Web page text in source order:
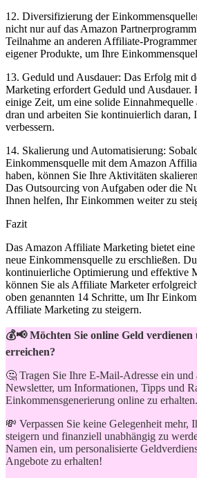
12. Diversifizierung der
nicht nur auf das Amazon
Teilnahme an anderen Affiliate-
eigener Produkte, um Ihre
13. Geduld und Ausdauer: Das Erfolg mit
Marketing erfordert Geduld‌ und Ausdauer.
einige Zeit, um eine solide
dran und arbeiten Sie kontinuierlich daran,⁤
verbessern.
14. Skalierung und Automatisierung:
Einkommensquelle mit dem Amazon
haben, können Sie​ Ihre Aktivitäten
Das Outsourcing ⁣von Aufgaben oder die
Ihnen helfen, Ihr Einkommen weiter zu
Fazit
Das Amazon ⁢Affiliate Marketing bietet eine
neue Einkommensquelle zu erschließen.
kontinuierliche Optimierung und effektive
können Sie⁣ als Affiliate Marketer
oben genannten 14 Schritte, um Ihr
Affiliate Marketing zu steigern.
💰📢 Möchten Sie online Geld
erreichen?
🤔 Tragen Sie Ihre E-Mail-Adresse ein und
Newsletter, um Informationen, Tipps und
Einkommensgenerierung online zu erhalten.
💸 Verpassen Sie keine Gelegenheit mehr,
steigern und finanziell unabhängig zu
Namen ein, um personalisierte
Angebote zu erhalten!